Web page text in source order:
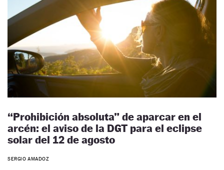
“Prohibición absoluta” de aparcar en el
arcén: el aviso de la DGT para el eclipse
solar del 12 de agosto
SERGIO AMADOZ